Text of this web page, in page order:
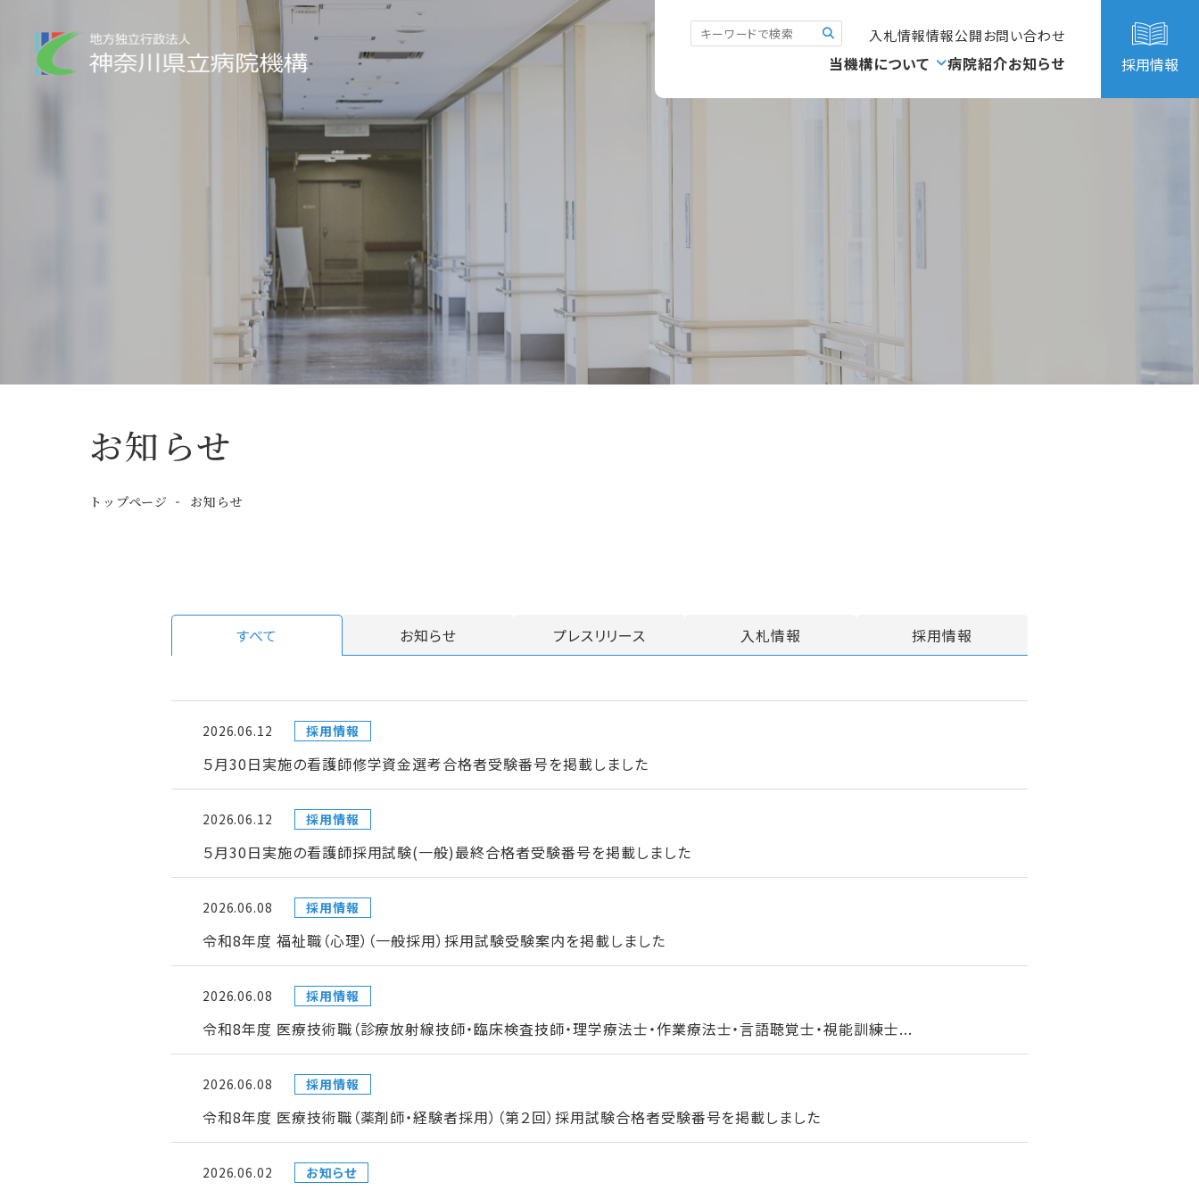
入札情報情報公開お問い合わせ
当機構について 病院紹介お知らせ 採用情報
お知らせ
トップページ お知らせ
すべて お知らせ プレスリリース 入札情報 採用情報
2026.06.12 採用情報
５月30日実施の看護師修学資金選考合格者受験番号を掲載しました
2026.06.12 採用情報
５月30日実施の看護師採用試験(一般)最終合格者受験番号を掲載しました
2026.06.08 採用情報
令和8年度 福祉職（心理）（一般採用）採用試験受験案内を掲載しました
2026.06.08 採用情報
令和8年度 医療技術職（診療放射線技師・臨床検査技師・理学療法士・作業療法士・言語聴覚士・視能訓練士...
2026.06.08 採用情報
令和8年度 医療技術職（薬剤師・経験者採用）（第２回）採用試験合格者受験番号を掲載しました
2026.06.02 お知らせ